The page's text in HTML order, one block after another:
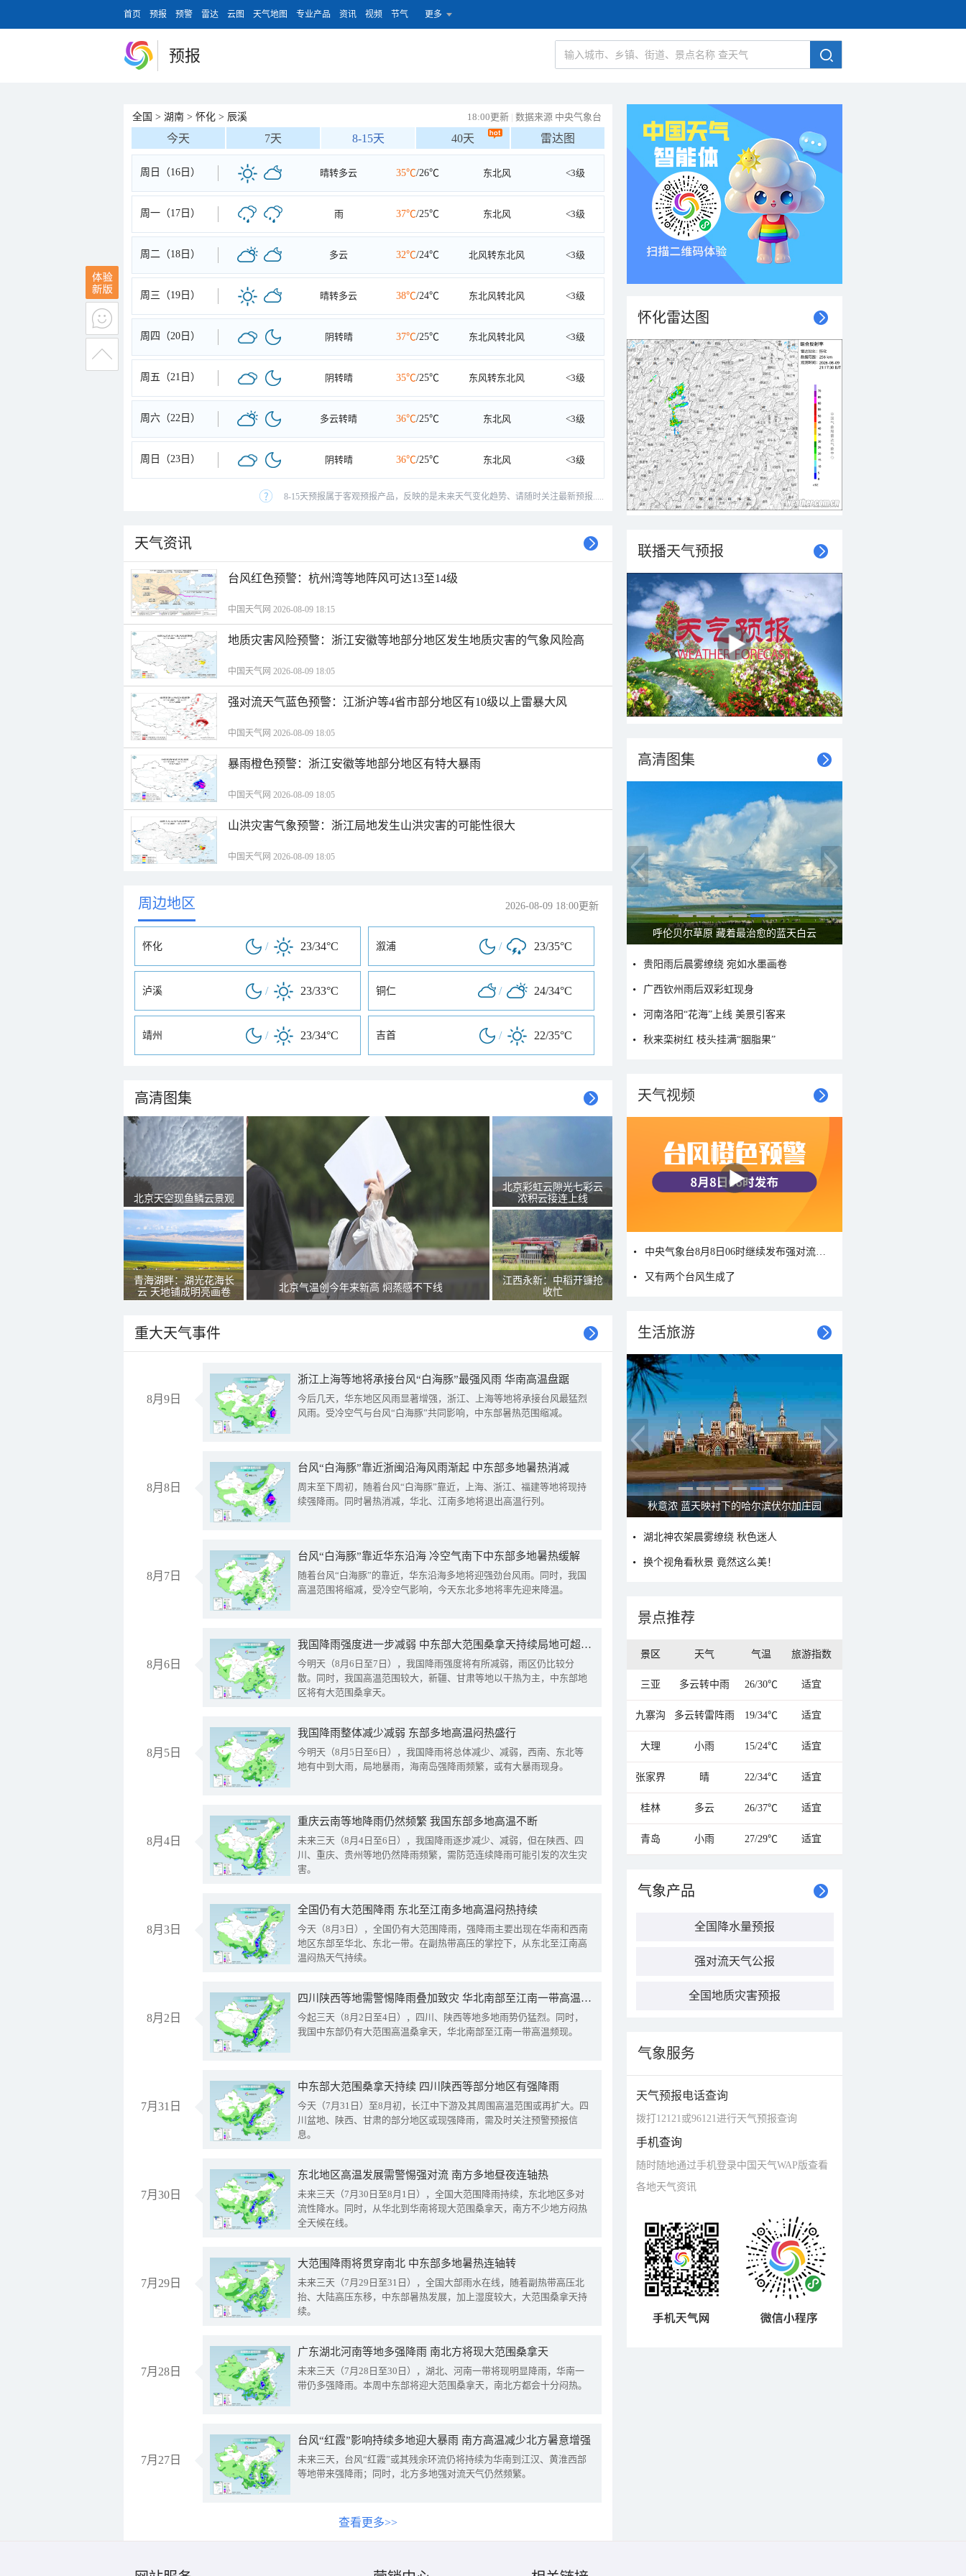
首页 预报 预警 雷达 云图 天气地图 专业产品 资讯 视频 节气 更多
预报
全国 > 湖南 > 怀化 > 辰溪 18:00更新 | 数据来源 中央气象台
今天 7天 8-15天 40天 雷达图
周日（16日） 晴转多云 35℃/26℃ 东北风 <3级
周一（17日） 雨 37℃/25℃ 东北风 <3级
周二（18日） 多云 32℃/24℃ 北风转东北风 <3级
周三（19日） 晴转多云 38℃/24℃ 东北风转北风 <3级
周四（20日） 阴转晴 37℃/25℃ 东北风转北风 <3级
周五（21日） 阴转晴 35℃/25℃ 东风转东北风 <3级
周六（22日） 多云转晴 36℃/25℃ 东北风 <3级
周日（23日） 阴转晴 36℃/25℃ 东北风 <3级
8-15天预报属于客观预报产品，反映的是未来天气变化趋势、请随时关注最新预报.....
天气资讯
​台风红色预警：杭州湾等地阵风可达13至14级
中国天气网 2026-08-09 18:15
地质灾害风险预警：浙江安徽等地部分地区发生地质灾害的气象风险高
中国天气网 2026-08-09 18:05
强对流天气蓝色预警：江浙沪等4省市部分地区有10级以上雷暴大风
中国天气网 2026-08-09 18:05
暴雨橙色预警：浙江安徽等地部分地区有特大暴雨
中国天气网 2026-08-09 18:05
山洪灾害气象预警：浙江局地发生山洪灾害的可能性很大
中国天气网 2026-08-09 18:05
周边地区 2026-08-09 18:00更新
怀化 / 23/34°C 溆浦 / 23/35°C
泸溪 / 23/33°C 铜仁 / 24/34°C
靖州 / 23/34°C 吉首 / 22/35°C
高清图集
北京天空现鱼鳞云景观
青海湖畔：湖光花海长
云 天地铺成明亮画卷
北京气温创今年来新高 焖蒸感不下线
北京彩虹云隙光七彩云
浓积云接连上线
江西永新：中稻开镰抢
收忙
重大天气事件
8月9日
浙江上海等地将承接台风“白海豚”最强风雨 华南高温盘踞
今后几天，华东地区风雨显著增强，浙江、上海等地将承接台风最猛烈
风雨。受冷空气与台风“白海豚”共同影响，中东部暑热范围缩减。
8月8日
台风“白海豚”靠近浙闽沿海风雨渐起 中东部多地暑热消减
周末至下周初，随着台风“白海豚”靠近，上海、浙江、福建等地将现持
续强降雨。同时暑热消减，华北、江南多地将退出高温行列。
8月7日
台风“白海豚”靠近华东沿海 冷空气南下中东部多地暑热缓解
随着台风“白海豚”的靠近，华东沿海多地将迎强劲台风雨。同时，我国
高温范围将缩减，受冷空气影响，今天东北多地将率先迎来降温。
8月6日
我国降雨强度进一步减弱 中东部大范围桑拿天持续局地可超38℃
今明天（8月6日至7日），我国降雨强度将有所减弱，雨区仍比较分
散。同时，我国高温范围较大，新疆、甘肃等地以干热为主，中东部地
区将有大范围桑拿天。
8月5日
我国降雨整体减少减弱 东部多地高温闷热盛行
今明天（8月5日至6日），我国降雨将总体减少、减弱，西南、东北等
地有中到大雨，局地暴雨，海南岛强降雨频繁，或有大暴雨现身。
8月4日
重庆云南等地降雨仍然频繁 我国东部多地高温不断
未来三天（8月4日至6日），我国降雨逐步减少、减弱，但在陕西、四
川、重庆、贵州等地仍然降雨频繁，需防范连续降雨可能引发的次生灾
害。
8月3日
全国仍有大范围降雨 东北至江南多地高温闷热持续
今天（8月3日），全国仍有大范围降雨，强降雨主要出现在华南和西南
地区东部至华北、东北一带。在副热带高压的掌控下，从东北至江南高
温闷热天气持续。
8月2日
四川陕西等地需警惕降雨叠加致灾 华北南部至江南一带高温频现
今起三天（8月2日至4日），四川、陕西等地多地雨势仍猛烈。同时，
我国中东部仍有大范围高温桑拿天，华北南部至江南一带高温频现。
7月31日
中东部大范围桑拿天持续 四川陕西等部分地区有强降雨
今天（7月31日）至8月初，长江中下游及其周围高温范围或再扩大。四
川盆地、陕西、甘肃的部分地区或现强降雨，需及时关注预警预报信
息。
7月30日
东北地区高温发展需警惕强对流 南方多地昼夜连轴热
未来三天（7月30日至8月1日），全国大范围降雨持续，东北地区多对
流性降水。同时，从华北到华南将现大范围桑拿天，南方不少地方闷热
全天候在线。
7月29日
大范围降雨将贯穿南北 中东部多地暑热连轴转
未来三天（7月29日至31日），全国大部雨水在线，随着副热带高压北
抬、大陆高压东移，中东部暑热发展，加上湿度较大，大范围桑拿天持
续。
7月28日
广东湖北河南等地多强降雨 南北方将现大范围桑拿天
未来三天（7月28日至30日），湖北、河南一带将现明显降雨，华南一
带仍多强降雨。本周中东部将迎大范围桑拿天，南北方都会十分闷热。
7月27日
台风“红霞”影响持续多地迎大暴雨 南方高温减少北方暑意增强
未来三天，台风“红霞”或其残余环流仍将持续为华南到江汉、黄淮西部
等地带来强降雨；同时，北方多地强对流天气仍然频繁。
查看更多>>
怀化雷达图
联播天气预报
高清图集
呼伦贝尔草原 藏着最治愈的蓝天白云
贵阳雨后晨雾缭绕 宛如水墨画卷
广西钦州雨后双彩虹现身
河南洛阳“花海”上线 美景引客来
秋来栾树红 枝头挂满“胭脂果”
天气视频
又有两个台风生成了
生活旅游
秋意浓 蓝天映衬下的哈尔滨伏尔加庄园
湖北神农架晨雾缭绕 秋色迷人
换个视角看秋景 竟然这么美！
景点推荐
景区 天气 气温 旅游指数
三亚 多云转中雨 26/30℃ 适宜
九寨沟 多云转雷阵雨 19/34℃ 适宜
大理 小雨 15/24℃ 适宜
张家界 晴 22/34℃ 适宜
桂林 多云 26/37℃ 适宜
青岛 小雨 27/29℃ 适宜
气象产品
全国降水量预报
强对流天气公报
全国地质灾害预报
气象服务
天气预报电话查询
拨打12121或96121进行天气预报查询
手机查询
随时随地通过手机登录中国天气WAP版查看
各地天气资讯